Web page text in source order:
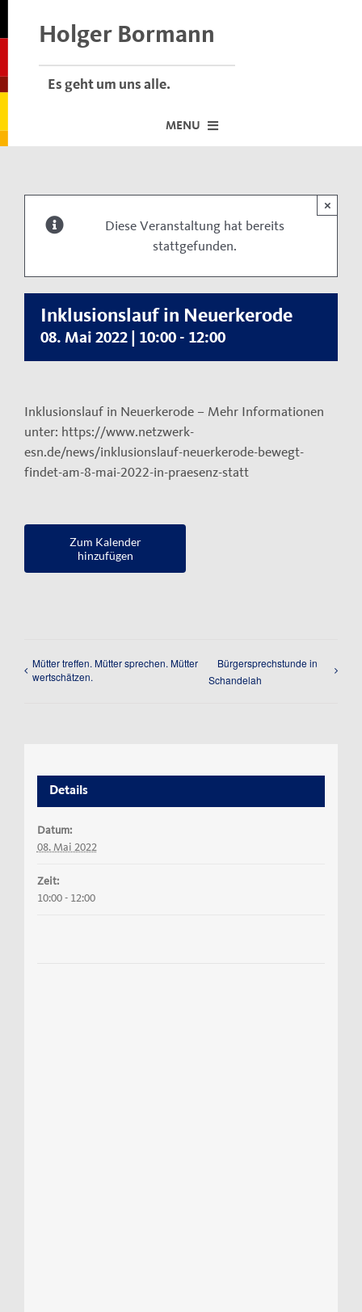
Holger Bormann
Es geht um uns alle.
MENU
Dafür stehe ich
Termine vor Ort
Neuigkeiten
Der Bormann-Bulli
Impressum
Datenschutzerklärung
Diese Veranstaltung hat bereits
stattgefunden.
×
Inklusionslauf in Neuerkerode
08. Mai 2022 | 10:00 - 12:00
Inklusionslauf in Neuerkerode – Mehr Informationen
unter: https://www.netzwerk-
esn.de/news/inklusionslauf-neuerkerode-bewegt-
findet-am-8-mai-2022-in-praesenz-statt
Zum Kalender
hinzufügen
Mütter treffen. Mütter sprechen. Mütter
wertschätzen.
Bürgersprechstunde in
Schandelah
Details
Datum:
08. Mai 2022
Zeit:
10:00 - 12:00